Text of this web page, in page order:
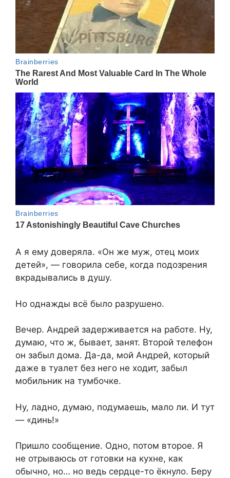
А я ему доверяла. «Он же муж, отец моих
детей», — говорила себе, когда подозрения
вкрадывались в душу.
Но однажды всё было разрушено.
Вечер. Андрей задерживается на работе. Ну,
думаю, что ж, бывает, занят. Второй телефон
он забыл дома. Да-да, мой Андрей, который
даже в туалет без него не ходит, забыл
мобильник на тумбочке.
Ну, ладно, думаю, подумаешь, мало ли. И тут
— «динь!»
Пришло сообщение. Одно, потом второе. Я
не отрываюсь от готовки на кухне, как
обычно, но… но ведь сердце-то ёкнуло. Беру